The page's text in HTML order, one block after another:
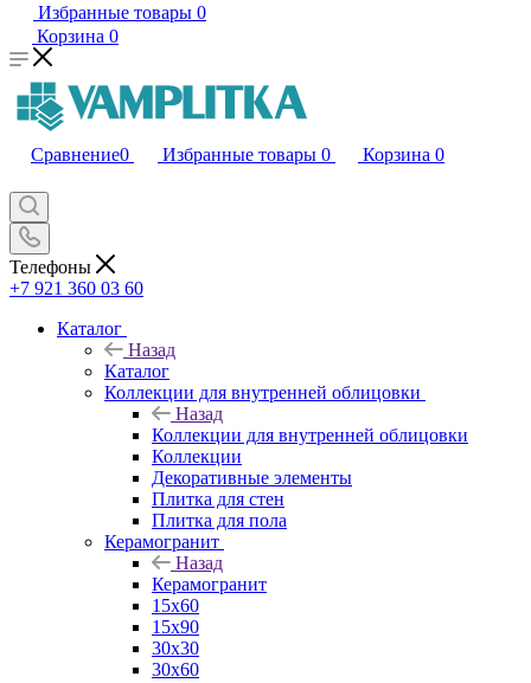
Избранные товары 0
Корзина 0
Сравнение0 Избранные товары 0 Корзина 0
Телефоны
+7 921 360 03 60
Каталог
Назад
Каталог
Коллекции для внутренней облицовки
Назад
Коллекции для внутренней облицовки
Коллекции
Декоративные элементы
Плитка для стен
Плитка для пола
Керамогранит
Назад
Керамогранит
15х60
15x90
30х30
30х60